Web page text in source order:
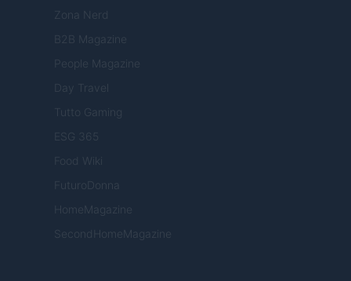
Zona Nerd
B2B Magazine
People Magazine
Day Travel
Tutto Gaming
ESG 365
Food Wiki
FuturoDonna
HomeMagazine
SecondHomeMagazine